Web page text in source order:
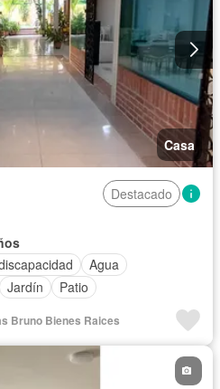
Casa
Destacado
Agua
Jardín Patio
Bruno Bienes Raices